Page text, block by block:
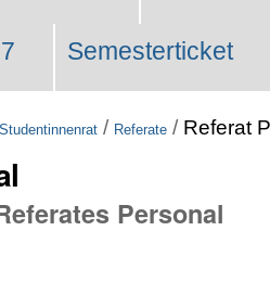
Semesterticket
Studentinnenrat / Referate / Referat
Personal